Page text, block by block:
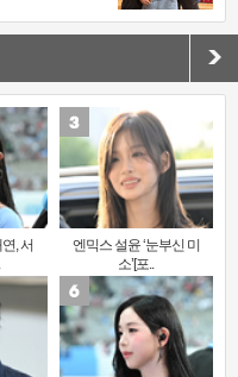
, 서
엔믹스 설윤 ‘눈부신 미
소’[포..